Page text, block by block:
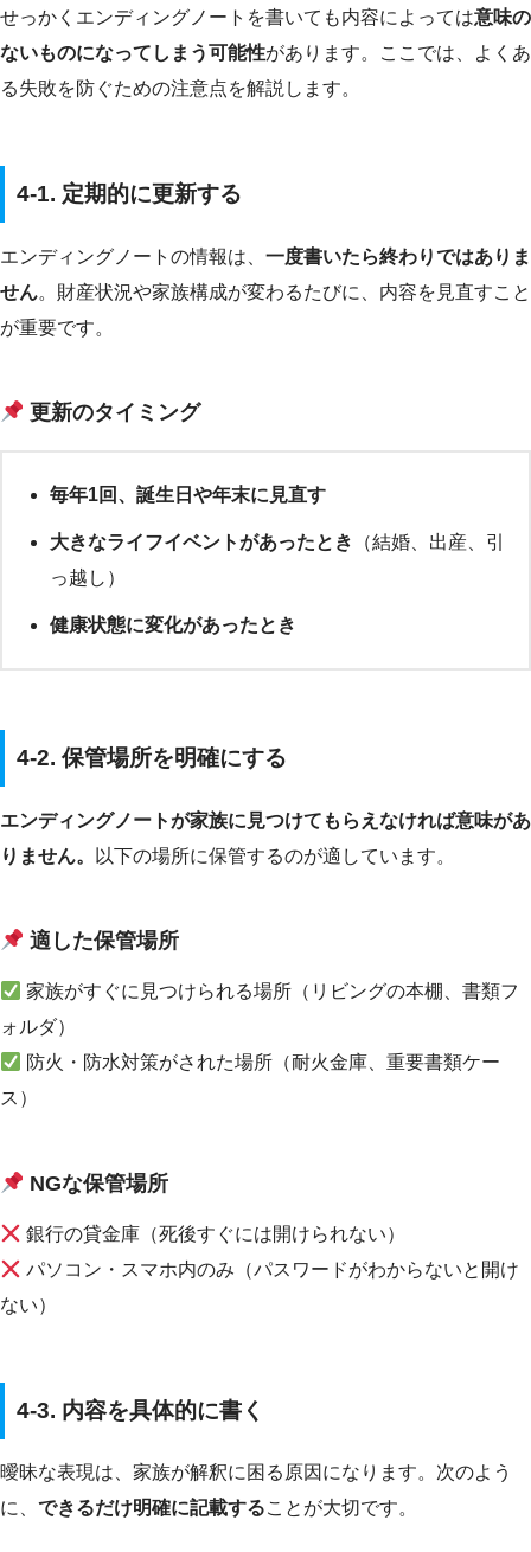
せっかくエンディングノートを書いても内容によっては意味の
ないものになってしまう可能性があります。ここでは、よくあ
る失敗を防ぐための注意点を解説します。
4-1. 定期的に更新する
エンディングノートの情報は、 一度書いたら終わりではありま
せん。財産状況や家族構成が変わるたびに、内容を見直すこと
が重要です。
更新のタイミング
毎年1回、誕生日や年末に見直す
大きなライフイベントがあったとき
（結婚、出産、引
っ越し）
健康状態に変化があったとき
4-2. 保管場所を明確にする
エンディングノートが家族に見つけてもらえなければ意味があ
りません。
以下の場所に保管するのが適しています。
適した保管場所
家族がすぐに見つけられる場所（リビングの本棚、書類フ
ォルダ）
防火・防水対策がされた場所（耐火金庫、重要書類ケー
ス）
NGな保管場所
銀行の貸金庫（死後すぐには開けられない）
パソコン・スマホ内のみ（パスワードがわからないと開け
ない）
4-3. 内容を具体的に書く
曖昧な表現は、家族が解釈に困る原因になります。次のよう
に、 できるだけ明確に記載することが大切です。